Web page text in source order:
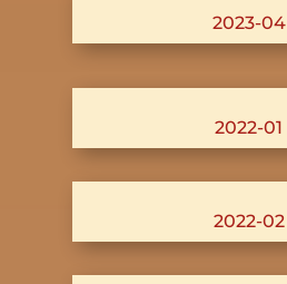
2023-04
2022-01
2022-02